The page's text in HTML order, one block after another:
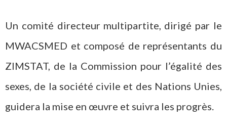
Un comité directeur multipartite, dirigé par le
MWACSMED et composé de représentants du
ZIMSTAT, de la Commission pour l’égalité des
sexes, de la société civile et des Nations Unies,
guidera la mise en œuvre et suivra les progrès.